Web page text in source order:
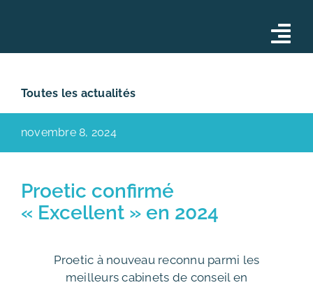
Formations
Actualités
Toutes les actualités
novembre 8, 2024
Proetic confirmé
« Excellent » en 2024
Proetic à nouveau reconnu parmi les
meilleurs cabinets de conseil en